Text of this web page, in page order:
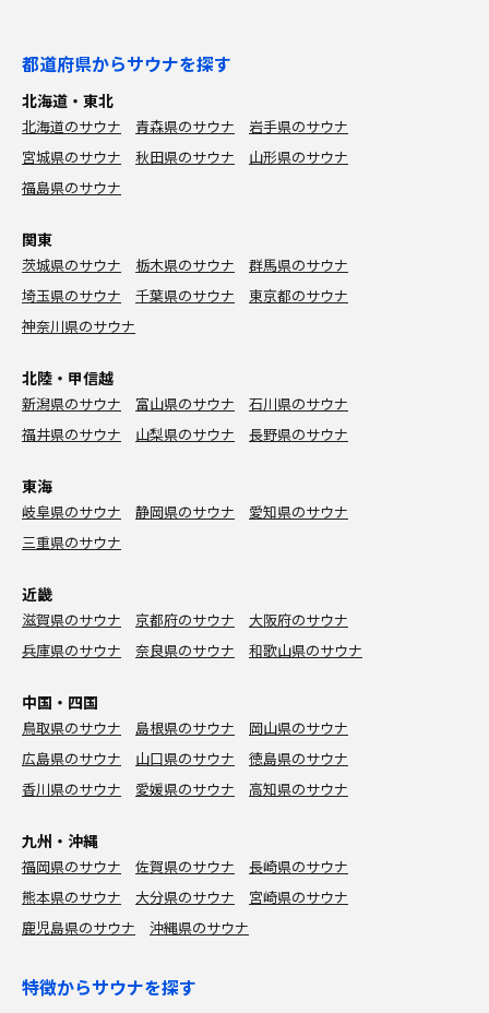
都道府県からサウナを探す
北海道・東北
北海道のサウナ 青森県のサウナ
岩手県のサウナ
宮城県のサウナ
秋田県のサウナ
山形県のサウナ
福島県のサウナ
関東
茨城県のサウナ 栃木県のサウナ
群馬県のサウナ
埼玉県のサウナ
千葉県のサウナ
東京都のサウナ
神奈川県のサウナ
北陸・甲信越
新潟県のサウナ 富山県のサウナ
石川県のサウナ
福井県のサウナ
山梨県のサウナ 長野県のサウナ
東海
岐阜県のサウナ 静岡県のサウナ
愛知県のサウナ
三重県のサウナ
近畿
滋賀県のサウナ 京都府のサウナ
大阪府のサウナ
兵庫県のサウナ
奈良県のサウナ 和歌山県のサウナ
中国・四国
鳥取県のサウナ 島根県のサウナ
岡山県のサウナ
広島県のサウナ
山口県のサウナ
徳島県のサウナ
香川県のサウナ
愛媛県のサウナ 高知県のサウナ
九州・沖縄
福岡県のサウナ 佐賀県のサウナ
長崎県のサウナ
熊本県のサウナ
大分県のサウナ
宮崎県のサウナ
鹿児島県のサウナ
沖縄県のサウナ
特徴からサウナを探す